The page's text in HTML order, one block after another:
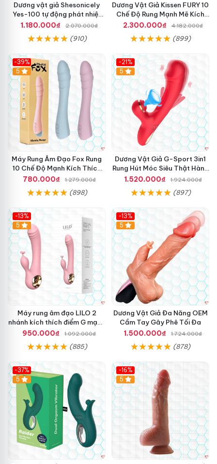
Dương vật giả Shesonicely
Yes-100 tự động phát nhiệt
thụt
1.180.000₫ 2.070.000₫
(910)
Dương Vật Giả Kissen FURY 10
Chế Độ Rung Mạnh Mẽ Kích
Thích
2.300.000₫ 4.182.000₫
(899)
-39%
Hot
5
Máy Rung Âm Đạo Fox Rung
10 Chế Độ Mạnh Kích Thích
Cực Sướng
780.000₫ 1.279.000₫
(898)
-21%
Hot
5
Dương Vật Giả G-Sport 3in1
Rung Hút Móc Siêu Thật Hàng
Hot
1.520.000₫ 1.924.000₫
(897)
-13%
Hot
5
Máy rung âm đạo LILO 2
nhánh kích thích điểm G mạnh
mẽ
950.000₫ 1.092.000₫
(885)
-13%
Hot
5
Dương Vật Giả Đa Năng OEM
Cầm Tay Gây Phê Tối Đa
1.500.000₫
1.724.000₫
(878)
-37%
Hot
5
-16%
Hot
5